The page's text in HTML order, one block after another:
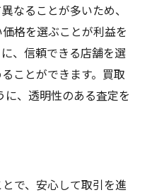
なることが多いため、
格を選ぶことが利益を
、信頼できる店舗を選
ことができます。買取
、透明性のある査定を
で、安心して取引を進